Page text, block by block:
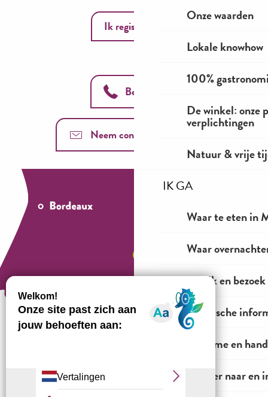
Onze waarden
Lokale knowhow
100%
De winkel: onze
verplichtingen
Natuur & vrije
IK GA
Waar te eten in
Waar
Bekijk en bezoek
Praktische
Toerisme en
Vervoer naar
Ik registreer
Bel ons
Neem contact met ons op